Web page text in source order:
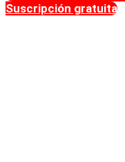
Suscripción gratuita